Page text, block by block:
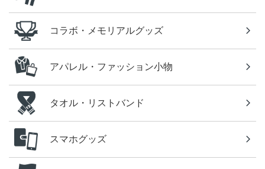
コラボ・メモリアルグッズ
アパレル・ファッション小物
タオル・リストバンド
スマホグッズ